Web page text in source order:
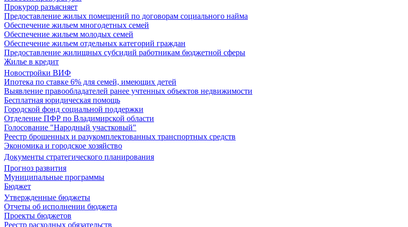
Прокурор разъясняет
Предоставление жилых помещений по договорам социального найма
Обеспечение жильем многодетных семей
Обеспечение жильем молодых семей
Обеспечение жильем отдельных категорий граждан
Предоставление жилищных субсидий работникам бюджетной сферы
Жилье в кредит
Новостройки ВИФ
Ипотека по ставке 6% для семей, имеющих детей
Выявление правообладателей ранее учтенных объектов недвижимости
Бесплатная юридическая помощь
Городской фонд социальной поддержки
Отделение ПФР по Владимирской области
Голосование "Народный участковый"
Реестр брошенных и разукомплектованных транспортных средств
Экономика и городское хозяйство
Документы стратегического планирования
Прогноз развития
Муниципальные программы
Бюджет
Утвержденные бюджеты
Отчеты об исполнении бюджета
Проекты бюджетов
Реестр расходных обязательств